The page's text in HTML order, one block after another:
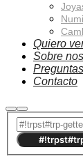
Quiero
Sobre
Contacto